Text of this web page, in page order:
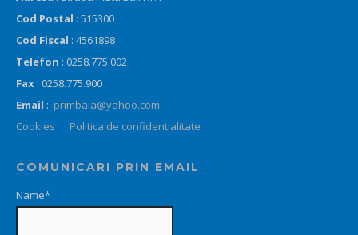
Cod Postal : 515300
Cod Fiscal : 4561898
Telefon : 0258.775.002
Fax : 0258.775.900
Email : primbaia@yahoo.com
Cookies
Politica de confidentialitate
COMUNICARI PRIN EMAIL
Name*